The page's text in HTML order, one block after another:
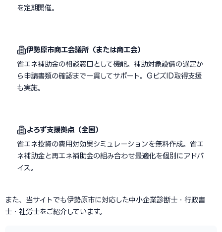
を定期開催。
伊勢原市商工会議所（または商工会）
省エネ補助金の相談窓口として機能。補助対象設備の選定か
ら申請書類の確認まで一貫してサポート。GビズID取得支援
も実施。
よろず支援拠点（全国）
省エネ投資の費用対効果シミュレーションを無料作成。省エ
ネ補助金と再エネ補助金の組み合わせ最適化を個別にアドバ
イス。
また、当サイトでも伊勢原市に対応した中小企業診断士・行政書
士・社労士をご紹介しています。